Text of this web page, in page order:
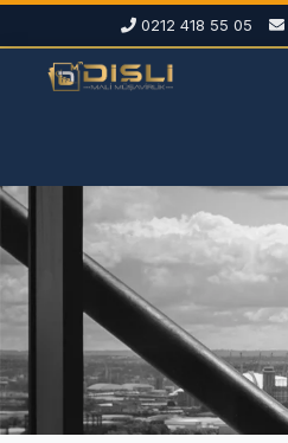
0212 418 55 05